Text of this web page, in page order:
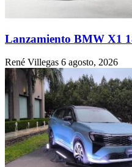
Lanzamiento BMW X1
René Villegas 6 agosto, 2026